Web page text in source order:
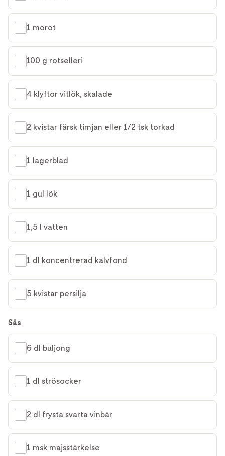
1 morot
100 g rotselleri
4 klyftor vitlök, skalade
2 kvistar färsk timjan eller 1/2 tsk torkad
1 lagerblad
1 gul lök
1,5 l vatten
1 dl koncentrerad kalvfond
5 kvistar persilja
Sås
6 dl buljong
1 dl strösocker
2 dl frysta svarta vinbär
1 msk majsstärkelse